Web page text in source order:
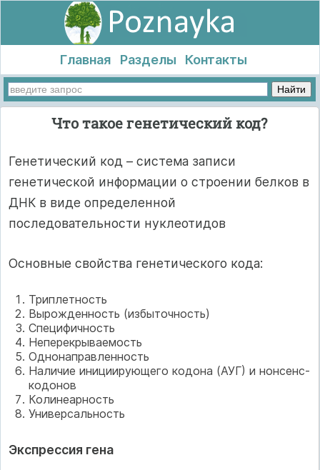
Главная Разделы Контакты
Что такое генетический код?
Генетический код – система записи
генетической информации о строении белков в
ДНК в виде определенной
последовательности нуклеотидов
Основные свойства генетического кода:
Триплетность
Вырожденность (избыточность)
Специфичность
Неперекрываемость
Однонаправленность
Наличие инициирующего кодона (АУГ) и нонсенс-
кодонов
Колинеарность
Универсальность
Экспрессия гена